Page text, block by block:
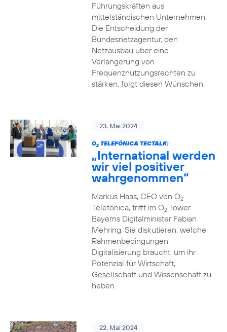
Führungskräften aus
mittelständischen Unternehmen.
Die Entscheidung der
Bundesnetzagentur, den
Netzausbau über eine
Verlängerung von
Frequenznutzungsrechten zu
stärken, folgt diesen Wünschen.
23. Mai 2024
O2TELEFÓNICA TECTALK:
„International werden
wir viel positiver
wahrgenommen“
Markus Haas, CEO von O2
Telefónica, trifft im O2Tower
Bayerns Digitalminister Fabian
Mehring. Sie diskutieren, welche
Rahmenbedingungen
Digitalisierung braucht, um ihr
Potenzial für Wirtschaft,
Gesellschaft und Wissenschaft zu
heben.
22. Mai 2024